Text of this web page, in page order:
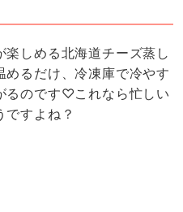
しめる北海道チーズ蒸し
るだけ、冷凍庫で冷やす
るのです♡これなら忙しい
ですよね？